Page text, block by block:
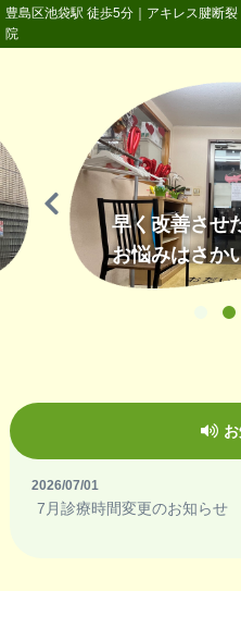
豊島区池袋駅 徒歩5分｜アキレス腱断
院
早く改善させ
お悩みはさか
2026/07/01
7月診療時間変更のお知らせ